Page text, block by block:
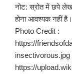
नोट: स्रोत में छपे
होना आवश्यक नहीं है।
Photo Credit :
https://
insectivorous.jpg
https://